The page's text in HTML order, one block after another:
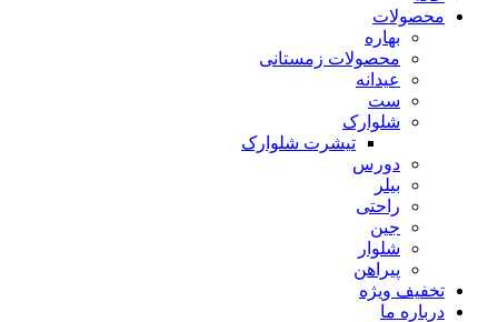
محصولات
بهاره
محصولات زمستانی
عیدانه
ست
شلوارک
تیشرت شلوارک
دورس
بیلر
راحتی
جین
شلوار
پیراهن
تخفیف ویژه
درباره ما